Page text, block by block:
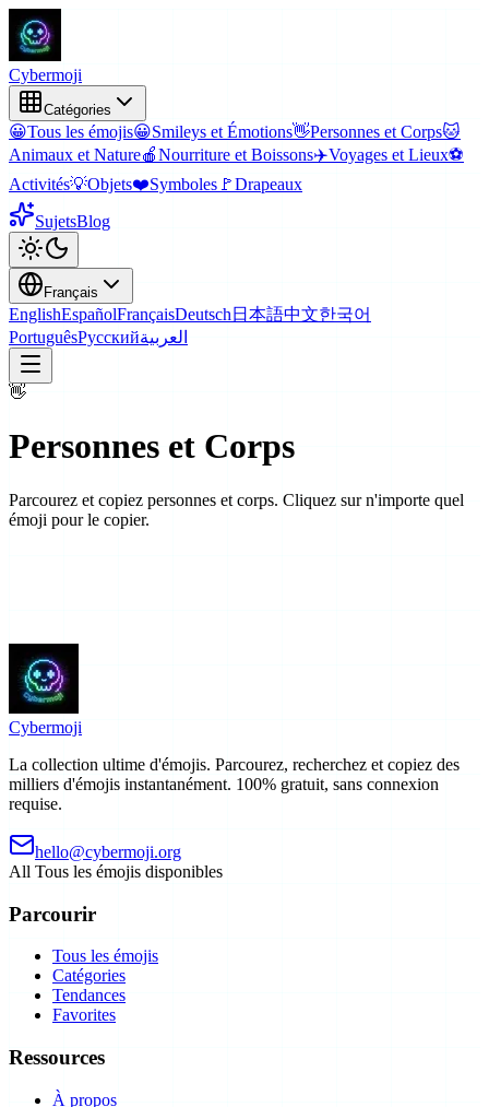
Cybermoji
Catégories
😀Tous les émojis😀Smileys et Émotions👋Personnes et Corps🐱
Animaux et Nature🍎Nourriture et Boissons✈️Voyages et Lieux⚽
Activités💡Objets❤️Symboles 🚩Drapeaux
SujetsBlog
Français
EnglishEspañolFrançaisDeutsch 日本語中文한국어
PortuguêsРусскийالعربية
👋
Personnes et Corps
Parcourez et copiez personnes et corps. Cliquez sur n'importe quel
émoji pour le copier.
Cybermoji
La collection ultime d'émojis. Parcourez, recherchez et copiez des
milliers d'émojis instantanément. 100% gratuit, sans connexion
requise.
hello@cybermoji.org
All Tous les émojis disponibles
Parcourir
Tous les émojis
Catégories
Tendances
Favorites
Ressources
À propos